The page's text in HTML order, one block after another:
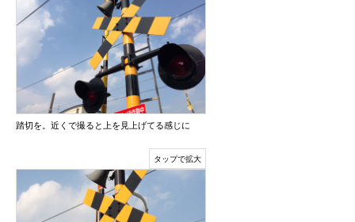
踏切を。近くで撮ると上を見上げてる感じに